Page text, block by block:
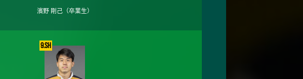
濱野 剛己（卒業生）
9.SH